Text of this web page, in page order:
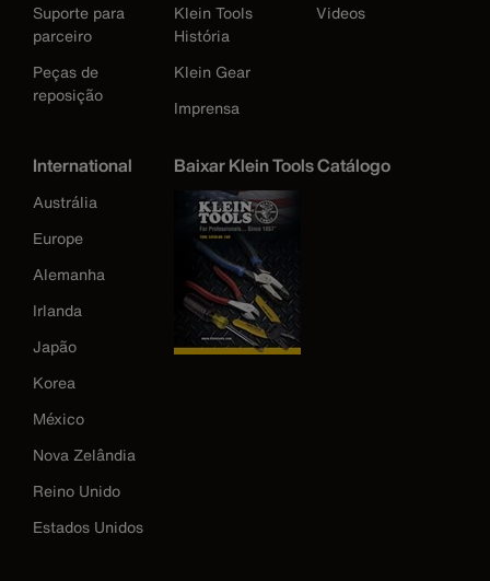
Suporte para
parceiro
Peças de
reposição
Klein Tools
História
Klein Gear
Imprensa
Videos
International
Austrália
Europe
Alemanha
Irlanda
Japão
Korea
México
Nova Zelândia
Reino Unido
Estados Unidos
Baixar Klein Tools Catálogo